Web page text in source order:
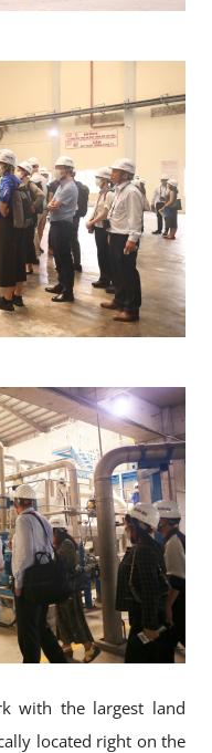
with the largest land
located right on the